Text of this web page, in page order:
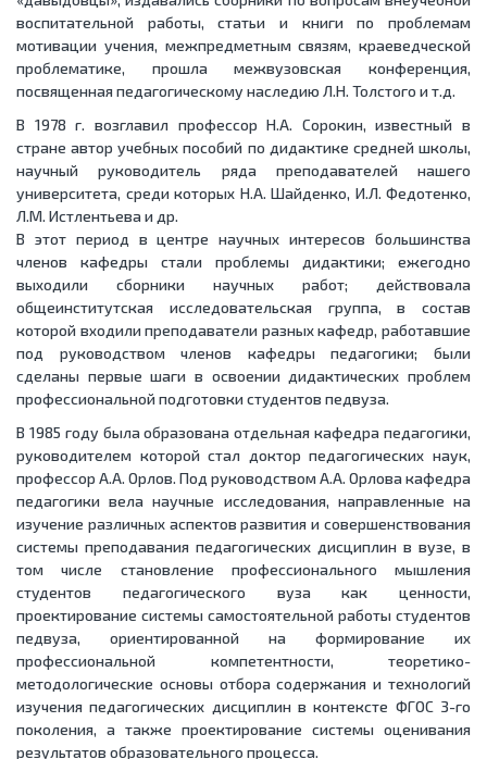
воспитательной работы, статьи и книги по проблемам
мотивации учения, межпредметным связям, краеведческой
проблематике, прошла межвузовская конференция,
посвященная педагогическому наследию Л.Н. Толстого и т.д.
В 1978 г. возглавил профессор Н.А. Сорокин, известный в
стране автор учебных пособий по дидактике средней школы,
научный руководитель ряда преподавателей нашего
университета, среди которых Н.А. Шайденко, И.Л. Федотенко,
Л.М. Истлентьева и др.
В этот период в центре научных интересов большинства
членов кафедры стали проблемы дидактики; ежегодно
выходили сборники научных работ; действовала
общеинститутская исследовательская группа, в состав
которой входили преподаватели разных кафедр, работавшие
под руководством членов кафедры педагогики; были
сделаны первые шаги в освоении дидактических проблем
профессиональной подготовки студентов педвуза.
В 1985 году была образована отдельная кафедра педагогики,
руководителем которой стал доктор педагогических наук,
профессор А.А. Орлов. Под руководством А.А. Орлова кафедра
педагогики вела научные исследования, направленные на
изучение различных аспектов развития и совершенствования
системы преподавания педагогических дисциплин в вузе, в
том числе становление профессионального мышления
студентов педагогического вуза как ценности,
проектирование системы самостоятельной работы студентов
педвуза, ориентированной на формирование их
профессиональной компетентности, теоретико-
методологические основы отбора содержания и технологий
изучения педагогических дисциплин в контексте ФГОС 3-го
поколения, а также проектирование системы оценивания
результатов образовательного процесса.